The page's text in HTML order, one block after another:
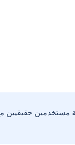
مستخدمين حقيقيين